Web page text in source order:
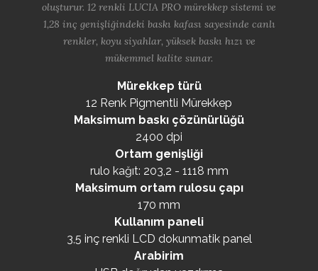
oluşturur. 12 renkli LUCIA PRO mürekkep sistemi ve
1,28 inç genişliğindeki baskı kafası sayesinde canlı
renkler, koyu siyahlar, yüksek baskı hızı ve
mükemmel kalite sunar.
Mürekkep türü
12 Renk Pigmentli Mürekkep
Maksimum baskı çözünürlüğü
2400 dpi
Ortam genişliği
rulo kağıt: 203,2 - 1118 mm
Maksimum ortam rulosu çapı
170 mm
Kullanım paneli
3,5 inç renkli LCD dokunmatik panel
Arabirim